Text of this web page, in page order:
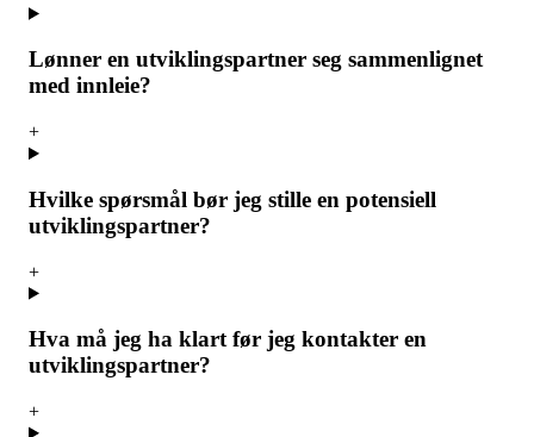
Lønner en utviklingspartner seg sammenlignet
med innleie?
+
Hvilke spørsmål bør jeg stille en potensiell
utviklingspartner?
+
Hva må jeg ha klart før jeg kontakter en
utviklingspartner?
+